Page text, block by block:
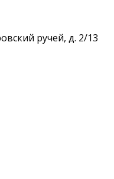
ручей, д. 2/13